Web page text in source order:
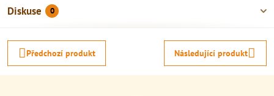
Diskuse 0
Předchozí produkt Následující produkt